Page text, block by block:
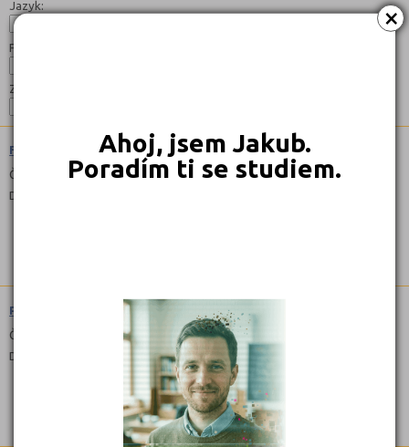
×
Ahoj, jsem Jakub.
Poradím ti se studiem.
Jazyk:
Forma:
Zaměření:
Facility a property management (3941N05)
Čeština
Denní
Projektové řízení (6431N02)
Čeština
Denní